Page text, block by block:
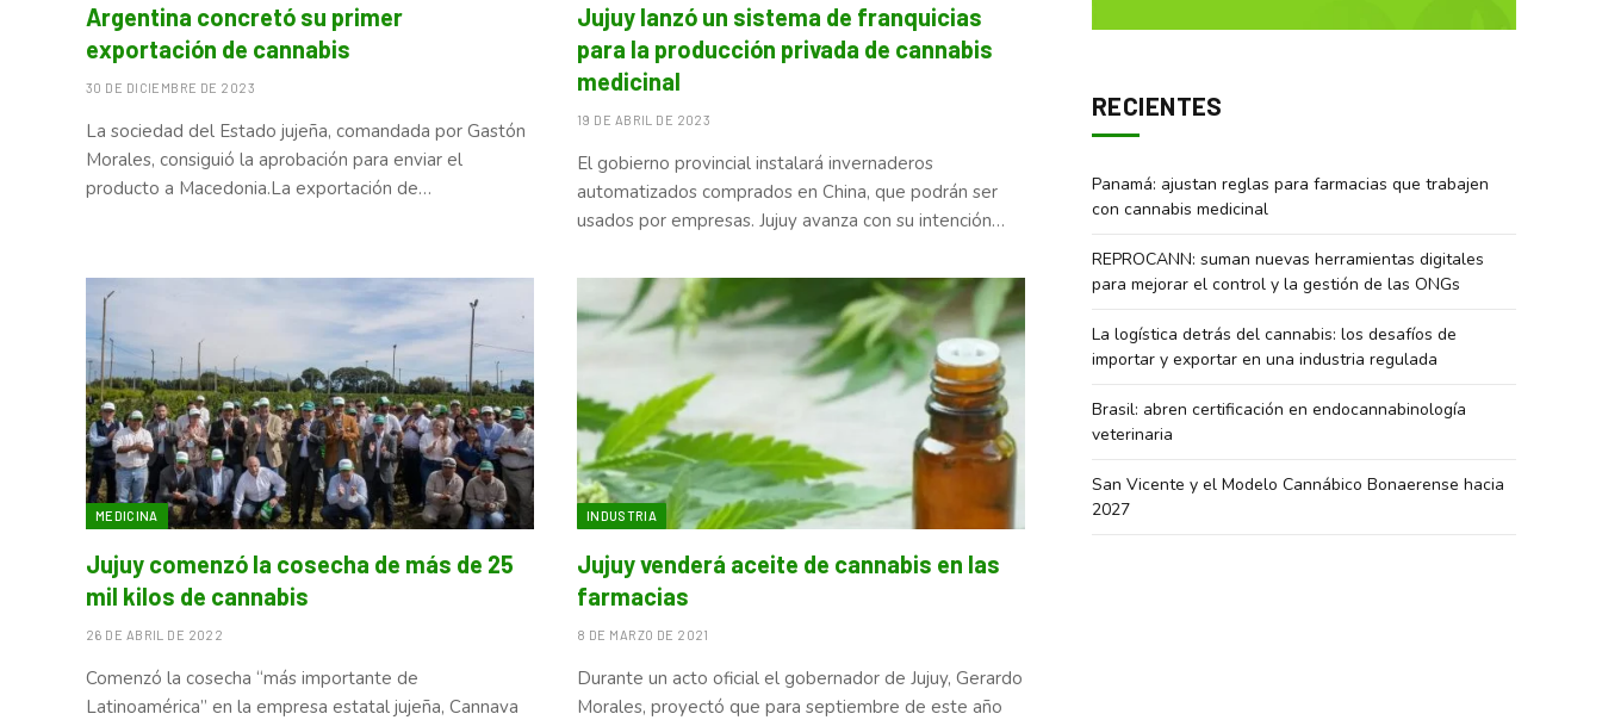
Argentina concretó su primer
exportación de cannabis
30 DE DICIEMBRE DE 2023
La sociedad del Estado jujeña, comandada por Gastón
Morales, consiguió la aprobación para enviar el
producto a Macedonia.La exportación de…
Jujuy lanzó un sistema de franquicias
para la producción privada de cannabis
medicinal
19 DE ABRIL DE 2023
El gobierno provincial instalará invernaderos
automatizados comprados en China, que podrán ser
usados por empresas. Jujuy avanza con su intención…
MEDICINA
Jujuy comenzó la cosecha de más de 25
mil kilos de cannabis
26 DE ABRIL DE 2022
Comenzó la cosecha “más importante de
Latinoamérica” en la empresa estatal jujeña, Cannava
INDUSTRIA
Jujuy venderá aceite de cannabis en las
farmacias
8 DE MARZO DE 2021
Durante un acto oficial el gobernador de Jujuy, Gerardo
Morales, proyectó que para septiembre de este año
RECIENTES
Panamá: ajustan reglas para farmacias que trabajen
con cannabis medicinal
REPROCANN: suman nuevas herramientas digitales
para mejorar el control y la gestión de las ONGs
La logística detrás del cannabis: los desafíos de
importar y exportar en una industria regulada
Brasil: abren certificación en endocannabinología
veterinaria
San Vicente y el Modelo Cannábico Bonaerense hacia
2027